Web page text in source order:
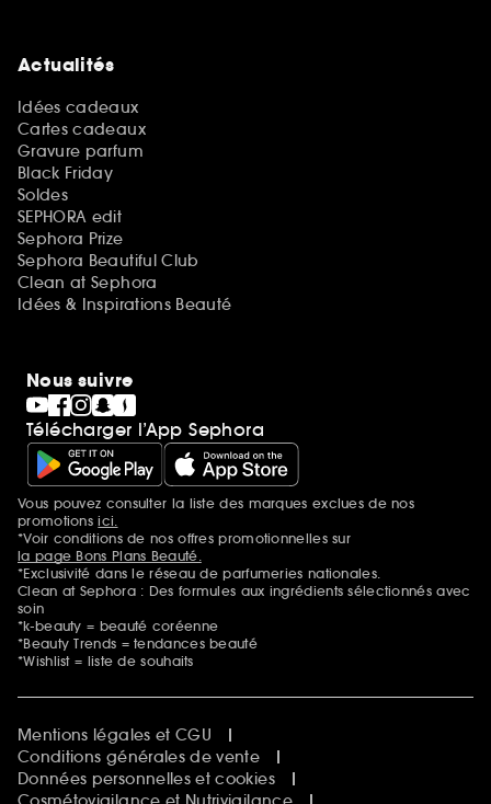
Actualités
Idées cadeaux
Cartes cadeaux
Gravure parfum
Black Friday
Soldes
SEPHORA edit
Sephora Prize
Sephora Beautiful Club
Clean at Sephora
Idées & Inspirations Beauté
Nous suivre
Télécharger l’App Sephora
Mentions additionnelles
Vous pouvez consulter la liste des marques exclues de nos
promotionsici.
*Voir conditions de nos offres promotionnelles sur
la page Bons Plans Beauté.
*Exclusivité dans le réseau de parfumeries nationales.
Clean at Sephora : Des formules aux ingrédients sélectionnés avec
soin
*k-beauty = beauté coréenne
*Beauty Trends = tendances beauté
*Wishlist = liste de souhaits
Mentions légales et CGU
Conditions générales de vente
Données personnelles et cookies